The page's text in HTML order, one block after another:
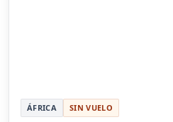
ÁFRICA SIN VUELO